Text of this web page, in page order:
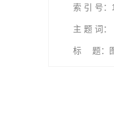
索 引 号
主 题 词：
标 题：图